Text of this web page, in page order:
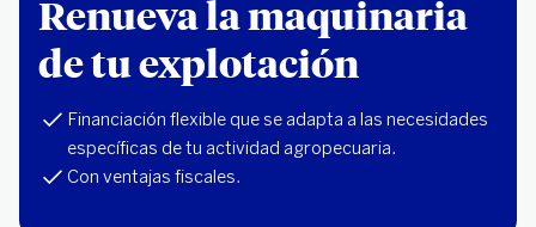
Renueva la maquinaria
de tu explotación
Financiación flexible que se adapta a las necesidades
específicas de tu actividad agropecuaria.
Con ventajas fiscales.